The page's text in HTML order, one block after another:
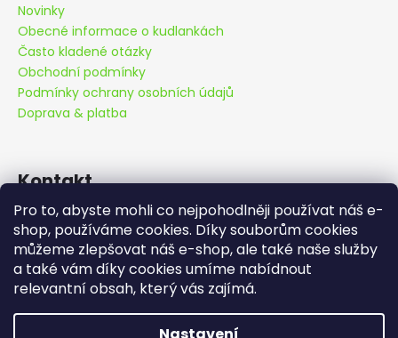
Pro to, abyste mohli co nejpohodlněji používat náš e-
shop, používáme cookies. Díky souborům cookies
můžeme zlepšovat náš e-shop, ale také naše služby
a také vám díky cookies umíme nabídnout
relevantní obsah, který vás zajímá.
Objednávky odesíláme ve všední dny v
pondělí, úterý a středu. V případě
objednání ve středu po 12:00 hod.
odpoledne.. a další zbylé dny v týdnu..
Novinky
Obecné informace o kudlankách
Často kladené otázky
Obchodní podmínky
Podmínky ochrany osobních údajů
Doprava & platba
Kontakt
info@cutemantis.com
+420 778 419 992
Sledujte nás na Facebooku
cutemantids
Vytvořil Shoptet